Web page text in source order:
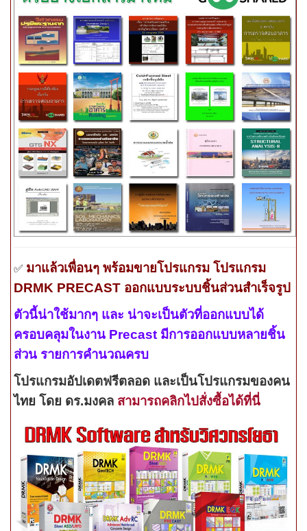
✅ มาแล้วเพื่อนๆ พร้อมขายโปรแกรม โปรแกรม
DRMK PRECAST ออกแบบระบบชิ้นส่วนสำเร็จรูป
ตัวนี้น่าใช้มากๆ และ น่าจะเป็นตัวที่ออกแบบได้
ครอบคลุมในงาน Precast มีการออกแบบหลายชิ้น
ส่วน รายการคำนวณครบ
โปรแกรมอัปเดตฟรีตลอด และเป็นโปรแกรมของคน
ไทย โดย ดร.มงคล สามารถคลิกไปสั่งซื้อได้ที่นี่